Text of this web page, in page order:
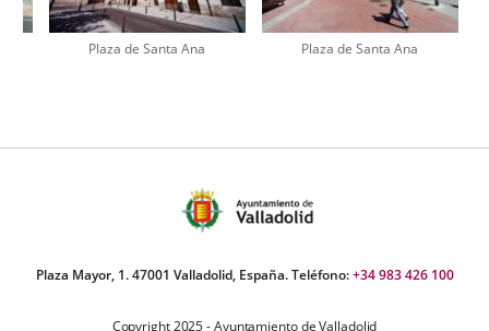
Plaza de Santa Ana Plaza de Santa Ana
Plaza Mayor, 1. 47001 Valladolid, España. Teléfono:+34 983 426 100
Copyright 2025 - Ayuntamiento de Valladolid